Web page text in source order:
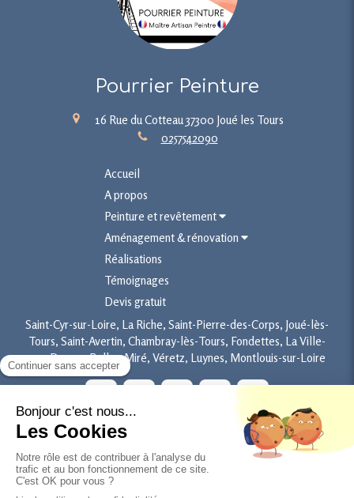
Pourrier Peinture
16 Rue du Cotteau 37300 Joué les Tours
0257542090
Accueil
A propos
Peinture et revêtement
Aménagement & rénovation
Réalisations
Témoignages
Devis gratuit
Saint-Cyr-sur-Loire, La Riche, Saint-Pierre-des-Corps, Joué-lès-
Tours, Saint-Avertin, Chambray-lès-Tours, Fondettes, La Ville-
aux-Dames, Ballan-Miré, Véretz, Luynes, Montlouis-sur-Loire
Mentions légales
©2023 L'ART DE LA PEINTURE - Peinture - Revêtement sol